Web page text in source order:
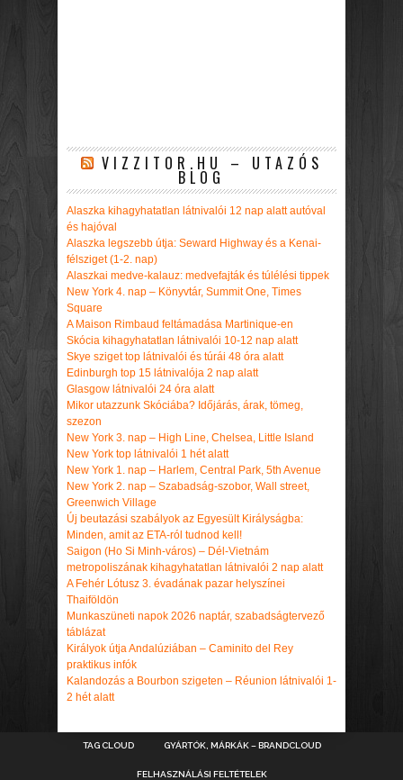
VIZZITOR.HU – UTAZÓS
BLOG
Alaszka kihagyhatatlan látnivalói 12 nap alatt autóval
és hajóval
Alaszka legszebb útja: Seward Highway és a Kenai-
félsziget (1-2. nap)
Alaszkai medve-kalauz: medvefajták és túlélési tippek
New York 4. nap – Könyvtár, Summit One, Times
Square
A Maison Rimbaud feltámadása Martinique-en
Skócia kihagyhatatlan látnivalói 10-12 nap alatt
Skye sziget top látnivalói és túrái 48 óra alatt
Edinburgh top 15 látnivalója 2 nap alatt
Glasgow látnivalói 24 óra alatt
Mikor utazzunk Skóciába? Időjárás, árak, tömeg,
szezon
New York 3. nap – High Line, Chelsea, Little Island
New York top látnivalói 1 hét alatt
New York 1. nap – Harlem, Central Park, 5th Avenue
New York 2. nap – Szabadság-szobor, Wall street,
Greenwich Village
Új beutazási szabályok az Egyesült Királyságba:
Minden, amit az ETA-ról tudnod kell!
Saigon (Ho Si Minh-város) – Dél-Vietnám
metropoliszának kihagyhatatlan látnivalói 2 nap alatt
A Fehér Lótusz 3. évadának pazar helyszínei
Thaiföldön
Munkaszüneti napok 2026 naptár, szabadságtervező
táblázat
Királyok útja Andalúziában – Caminito del Rey
praktikus infók
Kalandozás a Bourbon szigeten – Réunion látnivalói 1-
2 hét alatt
TAG CLOUD GYÁRTÓK, MÁRKÁK – BRANDCLOUD
FELHASZNÁLÁSI FELTÉTELEK